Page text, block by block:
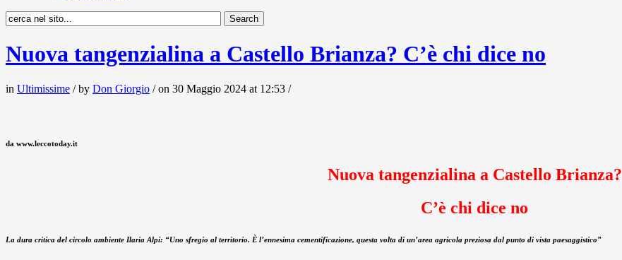
Nuova tangenzialina a Castello Brianza? C’è chi dice no
in Ultimissime / by Don Giorgio / on 30 Maggio 2024 at 12:53 /
da www.leccotoday.it
Nuova tangenzialina a Castello Brianza?
C’è chi dice no
La dura critica del circolo ambiente Ilaria Alpi: “Uno sfregio al territorio. È l’ennesima cementificazione, questa volta di un’area agricola preziosa dal punto di vista paesaggistico”